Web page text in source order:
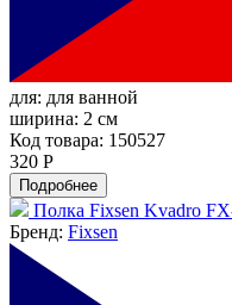
для: для ванной
ширина: 2 см
Код товара: 150527
320 Р
Подробнее
Полка Fixsen Kvadro
Бренд: Fixsen